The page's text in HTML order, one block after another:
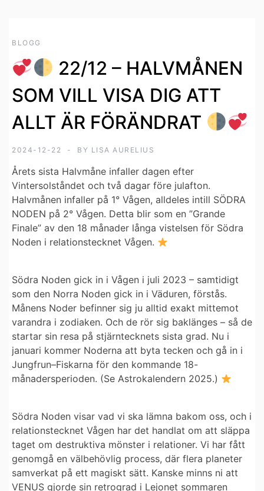
BLOGG
22/12 – HALVMÅNEN
SOM VILL VISA DIG ATT
ALLT ÄR FÖRÄNDRAT
2024-12-22 BY LISA AURELIUS
Årets sista Halvmåne infaller dagen efter
Vintersolståndet och två dagar före julafton.
Halvmånen infaller på 1° Vågen, alldeles intill SÖDRA
NODEN på 2° Vågen. Detta blir som en ”Grande
Finale” av den 18 månader långa vistelsen för Södra
Noden i relationstecknet Vågen.
Södra Noden gick in i Vågen i juli 2023 – samtidigt
som den Norra Noden gick in i Väduren, förstås.
Månens Noder befinner sig ju alltid exakt mittemot
varandra i zodiaken. Och de rör sig baklänges – så de
startar sin resa på stjärntecknets sista grad. Nu i
januari kommer Noderna att byta tecken och gå in i
Jungfrun–Fiskarna för den kommande 18-
månadersperioden. (Se Astrokalendern 2025.)
Södra Noden visar vad vi ska lämna bakom oss, och i
relationstecknet Vågen har det handlat om att släppa
taget om destruktiva mönster i relationer. Vi har fått
genomgå en välbehövlig process, där flera planeter
samverkat på ett magiskt sätt. Kanske minns ni att
VENUS gjorde sin retrograd i Lejonet sommaren